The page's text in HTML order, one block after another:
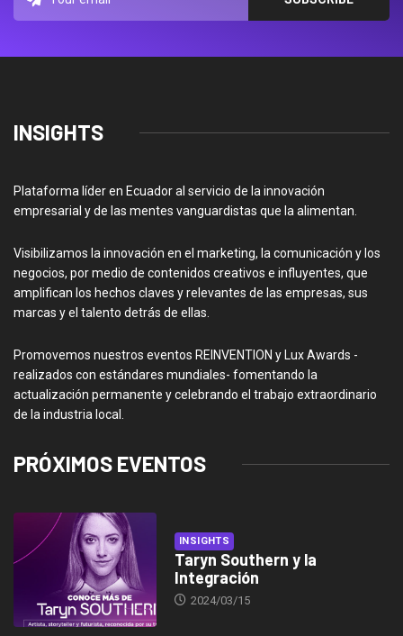
INSIGHTS
Plataforma líder en Ecuador al servicio de la innovación
empresarial y de las mentes vanguardistas que la alimentan.
Visibilizamos la innovación en el marketing, la comunicación y los
negocios, por medio de contenidos creativos e influyentes, que
amplifican los hechos claves y relevantes de las empresas, sus
marcas y el talento detrás de ellas.
Promovemos nuestros eventos REINVENTION y Lux Awards -
realizados con estándares mundiales- fomentando la
actualización permanente y celebrando el trabajo extraordinario
de la industria local.
PRÓXIMOS EVENTOS
INSIGHTS
Taryn Southern y la
Integración
2024/03/15